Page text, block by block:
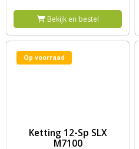
Bekijk en bestel
Op voorraad
Ketting 12-Sp SLX
M7100